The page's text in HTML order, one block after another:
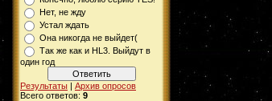
Нет, не жду
Устал ждать
Она никогда не выйдет(
Так же как и HL3. Выйдут в
один год
Результаты | Архив опросов
Всего ответов: 9